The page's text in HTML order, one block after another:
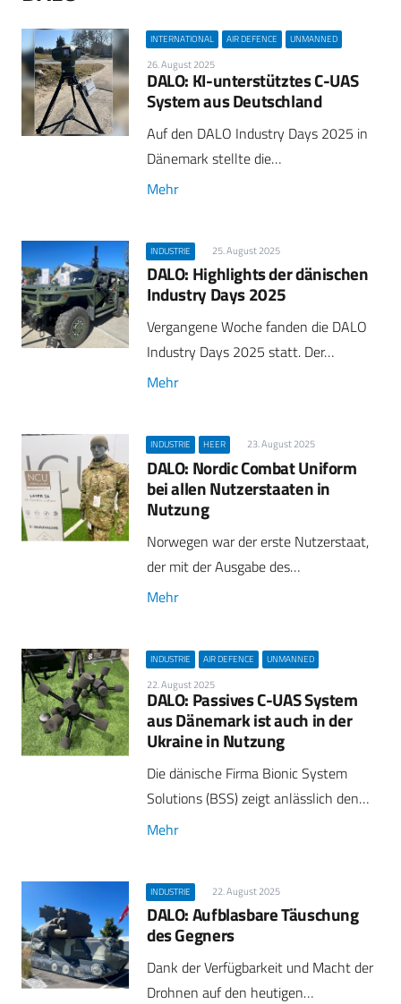
INTERNATIONAL AIR DEFENCE UNMANNED
26. August 2025
DALO: KI-unterstütztes C-UAS
System aus Deutschland
Auf den DALO Industry Days 2025 in
Dänemark stellte die…
Mehr
INDUSTRIE 25. August 2025
DALO: Highlights der dänischen
Industry Days 2025
Vergangene Woche fanden die DALO
Industry Days 2025 statt. Der…
Mehr
INDUSTRIE HEER 23. August 2025
DALO: Nordic Combat Uniform
bei allen Nutzerstaaten in
Nutzung
Norwegen war der erste Nutzerstaat,
der mit der Ausgabe des…
Mehr
INDUSTRIE AIR DEFENCE UNMANNED
22. August 2025
DALO: Passives C-UAS System
aus Dänemark ist auch in der
Ukraine in Nutzung
Die dänische Firma Bionic System
Solutions (BSS) zeigt anlässlich den…
Mehr
INDUSTRIE 22. August 2025
DALO: Aufblasbare Täuschung
des Gegners
Dank der Verfügbarkeit und Macht der
Drohnen auf den heutigen…